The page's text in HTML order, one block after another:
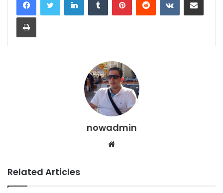
Print
nowadmin
Website
Related Articles